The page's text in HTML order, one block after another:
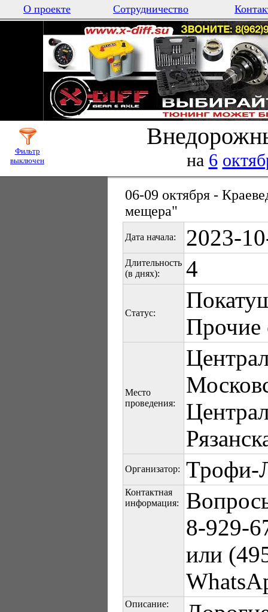
О проекте Сотрудничество
Фильтр
выключен
на 6
06-09 октября -
мещера"
Дата начала: 2023-
Длительность
(в днях):
4
Статус:
Прочие
Место
проведения:
Организатор: Трофи-
Контактная
информация:
8-929-
или
Описание: